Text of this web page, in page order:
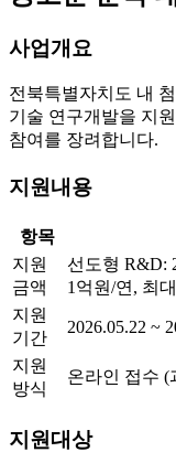
사업개요
전북특별자치도 내
기술 연구개발을 지
참여를 장려합니다.
지원내용
항목
지원
금액
선도형 R&D:
1억원/연, 최
지원
기간
2026.05.22 ~
지원
방식
온라인 접수
지원대상